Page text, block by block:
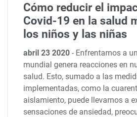
Cómo reducir el
Covid-19 en la salud
los niños y las niñas
abril 23 2020- Enfrentarnos a
mundial genera reacciones en
salud. Esto, sumado a las
implementadas, como la
aislamiento, puede llevarnos a
sensaciones de ansiedad,